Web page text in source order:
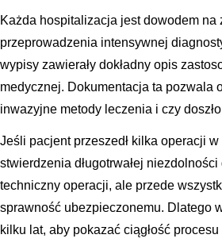
Każda hospitalizacja jest dowodem
przeprowadzenia intensywnej
wypisy zawierały dokładny opis
medycznej. Dokumentacja ta pozwala
inwazyjne metody leczenia i czy
Jeśli pacjent przeszedł kilka operacji
stwierdzenia długotrwałej
techniczny operacji, ale przede
sprawność ubezpieczonemu. Dlatego
kilku lat, aby pokazać ciągłość